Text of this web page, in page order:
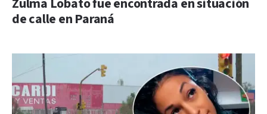
Zulma Lobato fue encontrada en situación
de calle en Paraná